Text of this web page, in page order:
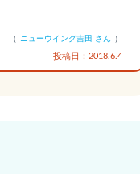
（ ニューウイング吉田 さん ）
投稿日：2018.6.4